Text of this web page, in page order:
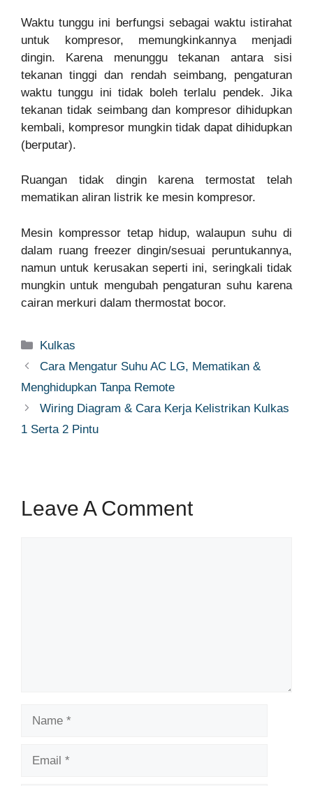
Waktu tunggu ini berfungsi sebagai waktu istirahat
untuk kompresor, memungkinkannya menjadi
dingin. Karena menunggu tekanan antara sisi
tekanan tinggi dan rendah seimbang, pengaturan
waktu tunggu ini tidak boleh terlalu pendek. Jika
tekanan tidak seimbang dan kompresor dihidupkan
kembali, kompresor mungkin tidak dapat dihidupkan
(berputar).
Ruangan tidak dingin karena termostat telah
mematikan aliran listrik ke mesin kompresor.
Mesin kompressor tetap hidup, walaupun suhu di
dalam ruang freezer dingin/sesuai peruntukannya,
namun untuk kerusakan seperti ini, seringkali tidak
mungkin untuk mengubah pengaturan suhu karena
cairan merkuri dalam thermostat bocor.
Categories
Kulkas
Cara Mengatur Suhu AC LG, Mematikan &
Menghidupkan Tanpa Remote
Wiring Diagram & Cara Kerja Kelistrikan Kulkas
1 Serta 2 Pintu
Leave A Comment